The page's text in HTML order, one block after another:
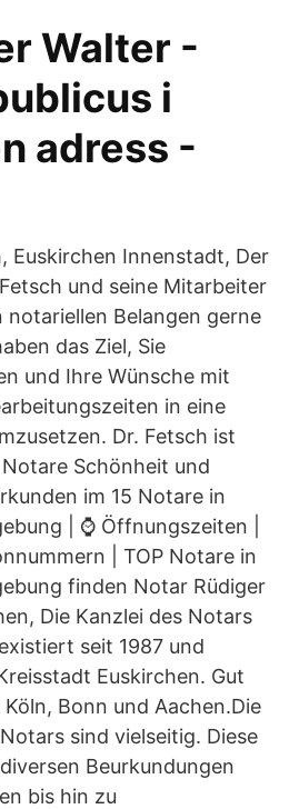
Walter -
i
adress -
Euskirchen Innenstadt, Der
und seine Mitarbeiter
notariellen Belangen gerne
das Ziel, Sie
und Ihre Wünsche mit
in eine
Dr. Fetsch ist
Schönheit und
im 15 Notare in
| ⌚ Öffnungszeiten |
| TOP Notare in
finden Notar Rüdiger
Die Kanzlei des Notars
seit 1987 und
Euskirchen. Gut
Bonn und Aachen.Die
sind vielseitig. Diese
Beurkundungen
bis hin zu